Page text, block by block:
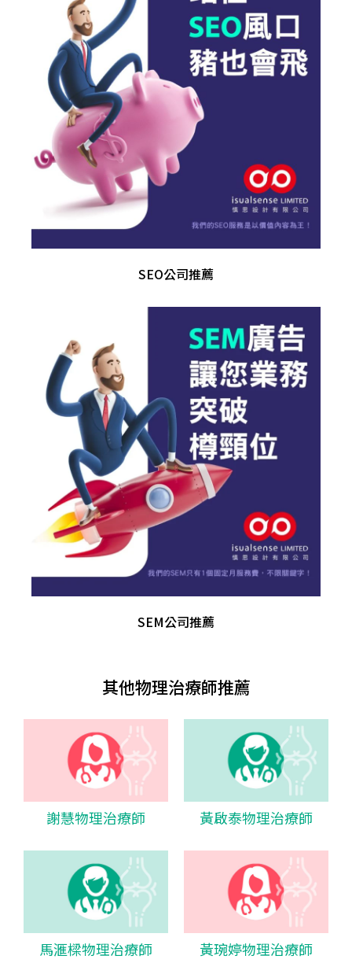
SEO公司推薦
SEM公司推薦
其他物理治療師推薦
謝慧物理治療師 黃啟泰物理治療師
馬滙樑物理治療師 黃琬婷物理治療師